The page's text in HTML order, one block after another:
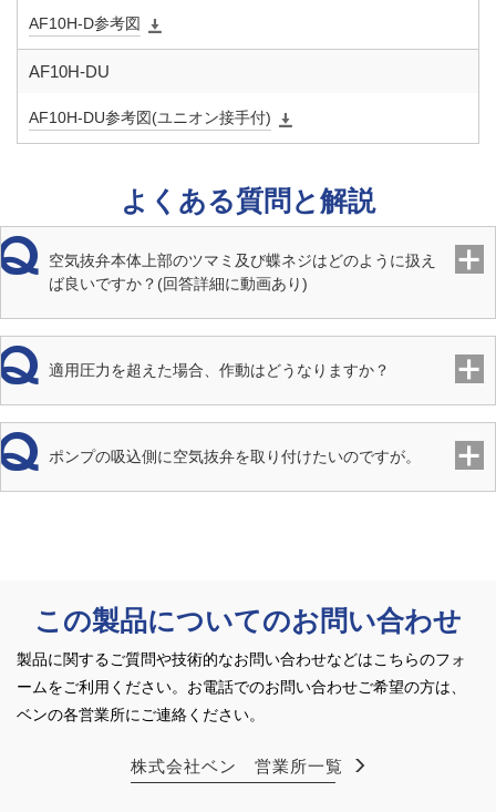
AF10H-D参考図
AF10H-DU
AF10H-DU参考図(ユニオン接手付)
よくある質問と解説
空気抜弁本体上部のツマミ及び蝶ネジはどのように扱え
ば良いですか？(回答詳細に動画あり)
適用圧力を超えた場合、作動はどうなりますか？
ポンプの吸込側に空気抜弁を取り付けたいのですが。
この製品についてのお問い合わせ
製品に関するご質問や技術的なお問い合わせなどはこちらのフォ
ームをご利用ください。 お電話でのお問い合わせご希望の方は、
ベンの各営業所にご連絡ください。
株式会社ベン 営業所一覧